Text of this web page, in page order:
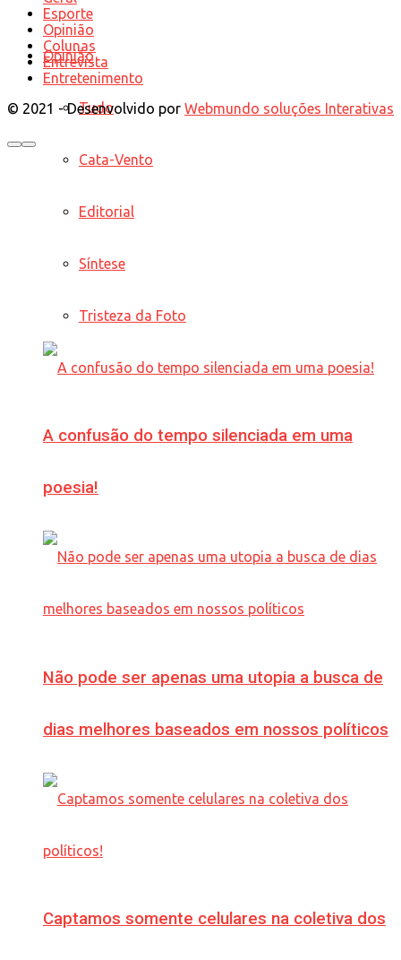
Opinião
Tudo
Cata-Vento
Editorial
Síntese
Tristeza da Foto
A confusão do tempo silenciada em uma
poesia!
Não pode ser apenas uma utopia a busca de
dias melhores baseados em nossos políticos
Captamos somente celulares na coletiva dos
Esporte
Opinião
Colunas
Entrevista
Entretenimento
© 2021 - Desenvolvido por Webmundo soluções Interativas